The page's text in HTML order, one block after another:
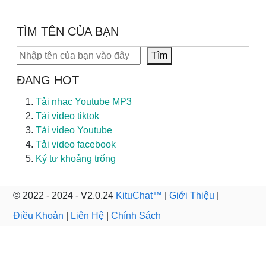
TÌM TÊN CỦA BẠN
Tìm kiếm Tìm
ĐANG HOT
Tải nhạc Youtube MP3
Tải video tiktok
Tải video Youtube
Tải video facebook
Ký tự khoảng trống
© 2022 - 2024 - V2.0.24 KituChat™ Giới Thiệu
Điều Khoản
Liên Hệ Chính Sách